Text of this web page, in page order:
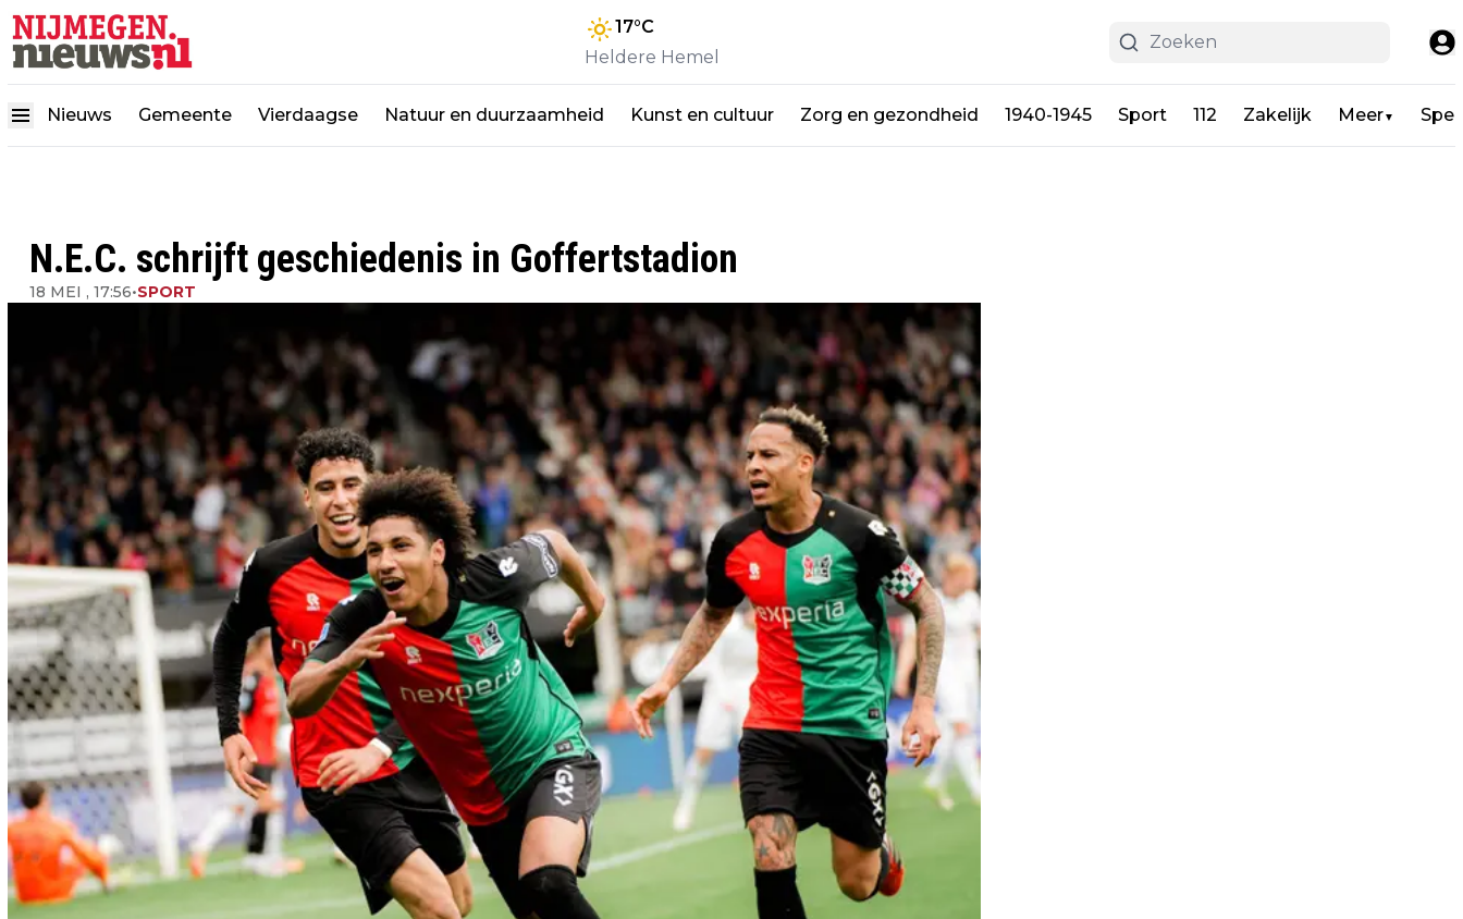
17°C
Heldere Hemel
Nieuws Gemeente Vierdaagse Natuur en duurzaamheid Kunst en cultuur Zorg en gezondheid 1940-1945 Sport 112 Zakelijk Meer▼
N.E.C. schrijft geschiedenis in Goffertstadion
18 MEI , 17:56•SPORT